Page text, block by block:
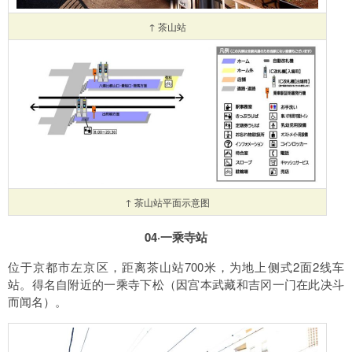
↑ 茶山站
↑ 茶山站平面示意图
04·一乘寺站
位于京都市左京区，距离茶山站700米，为地上侧式2面2线车
站。得名自附近的一乘寺下松（因宫本武藏和吉冈一门在此决斗
而闻名）。